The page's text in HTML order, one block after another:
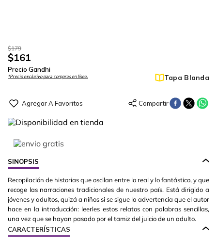
$179
$161
Precio Gandhi
*Precio exclusivo para compras en línea. Tapa Blanda
SINOPSIS
Recopilación de historias que oscilan entre lo real y lo fantástico, y que
recoge las narraciones tradicionales de nuestro país. Está dirigido a
jóvenes y adultos, quizá a niños si se sigue la advertencia que el autor
hace en la introducción: leerles estos relatos con palabras sencillas,
una vez que se hayan pasado por el tamiz del juicio de un adulto.
CARACTERÍSTICAS